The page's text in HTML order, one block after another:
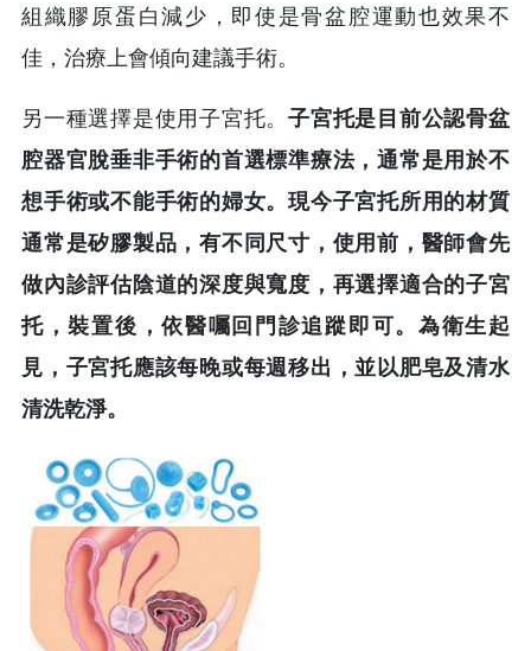
組織膠原蛋白減少，即使是骨盆腔運動也效果不
佳，治療上會傾向建議手術。
另一種選擇是使用子宮托。子宮托是目前公認骨盆
腔器官脫垂非手術的首選標準療法，通常是用於不
想手術或不能手術的婦女。現今子宮托所用的材質
通常是矽膠製品，有不同尺寸，使用前，醫師會先
做內診評估陰道的深度與寬度，再選擇適合的子宮
托，裝置後，依醫囑回門診追蹤即可。為衛生起
見，子宮托應該每晚或每週移出，並以肥皂及清水
清洗乾淨。